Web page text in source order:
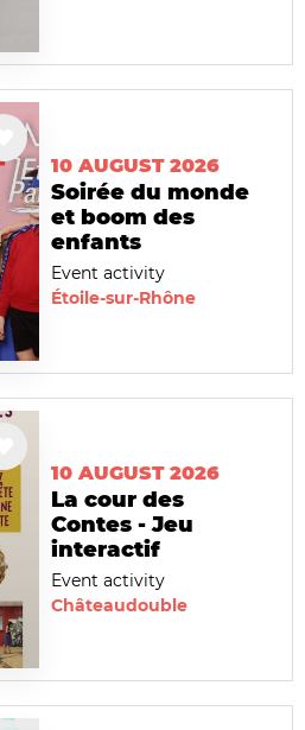
10 AUGUST 2026
Soirée du monde
et boom des
enfants
Event activity
Étoile-sur-Rhône
10 AUGUST 2026
La cour des
Contes - Jeu
interactif
Event activity
Châteaudouble